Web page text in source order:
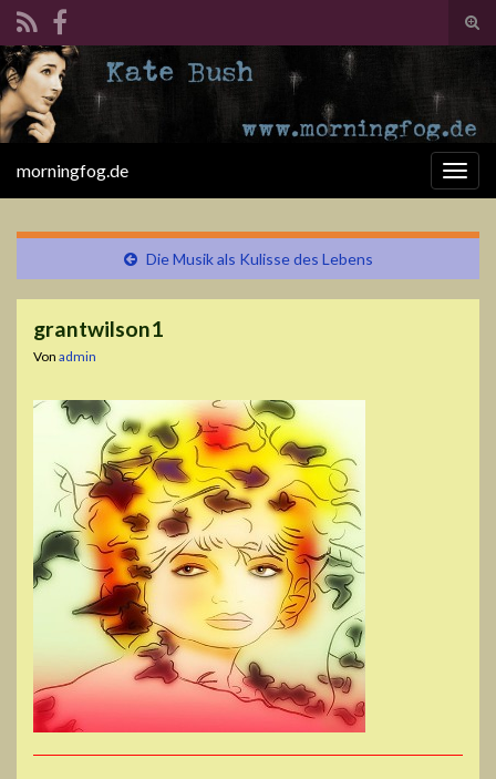
Search for:
morningfog.de
Die Musik als Kulisse des Lebens
grantwilson1
Von admin